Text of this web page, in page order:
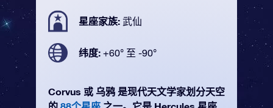
星座家族: 武仙
纬度: +60° 至 -90°
Corvus 或 乌鸦 是现代天文学家划分天空